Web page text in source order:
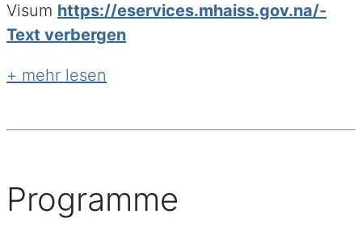
Visum https://eservices.mhaiss.gov.na/
Programme